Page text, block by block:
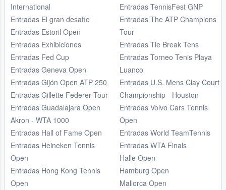
International
Entradas El gran desafío
Entradas Estoril Open
Entradas Exhibiciones
Entradas Fed Cup
Entradas Geneva Open
Entradas Gijón Open ATP 250
Entradas Gillette Federer Tour
Entradas Guadalajara Open
Akron - WTA 1000
Entradas Hall of Fame Open
Entradas Heineken Tennis
Open
Entradas Hong Kong Tennis
Open
Entradas TennisFest GNP
Entradas The ATP Champions
Tour
Entradas Tie Break Tens
Entradas Torneo Tenis Playa
Luanco
Entradas U.S. Mens Clay Court
Championship - Houston
Entradas Volvo Cars Tennis
Open
Entradas World TeamTennis
Entradas WTA Finals
Halle Open
Hamburg Open
Mallorca Open